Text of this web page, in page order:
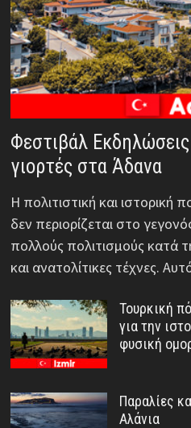
Φεστιβάλ
γιορτές στα Άδανα
Η πολιτιστική και ιστορική
δεν περιορίζεται στο
πολλούς πολιτισμούς κατά
και ανατολίτικες τέχνες.
Τουρκική
για την
φυσική
Παραλίες
Αλάνια